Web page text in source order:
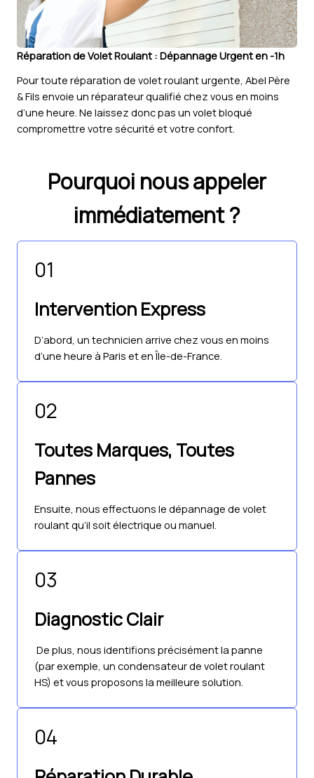
Réparation de Volet Roulant : Dépannage Urgent en -1h
Pour toute réparation de volet roulant urgente, Abel Père
& Fils envoie un réparateur qualifié chez vous en moins
d’une heure. Ne laissez donc pas un volet bloqué
compromettre votre sécurité et votre confort.
Pourquoi nous appeler
immédiatement ?
01
Intervention Express
D’abord, un technicien arrive chez vous en moins
d’une heure à Paris et en Île-de-France.
02
Toutes Marques, Toutes
Pannes
Ensuite, nous effectuons le dépannage de volet
roulant qu’il soit électrique ou manuel.
03
Diagnostic Clair
De plus, nous identifions précisément la panne
(par exemple, un condensateur de volet roulant
HS) et vous proposons la meilleure solution.
04